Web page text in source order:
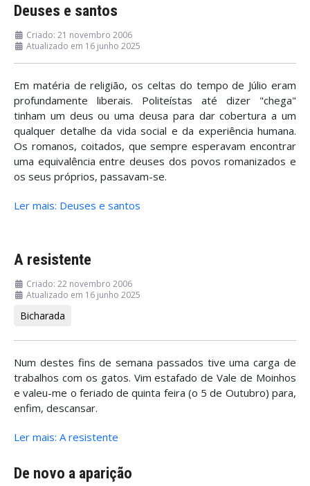
Deuses e santos
Criado: 21 novembro 2006
Atualizado em 16 junho 2025
Em matéria de religião, os celtas do tempo de Júlio eram
profundamente liberais. Politeístas até dizer "chega"
tinham um deus ou uma deusa para dar cobertura a um
qualquer detalhe da vida social e da experiência humana.
Os romanos, coitados, que sempre esperavam encontrar
uma equivalência entre deuses dos povos romanizados e
os seus próprios, passavam-se.
Ler mais: Deuses e santos
A resistente
Criado: 22 novembro 2006
Atualizado em 16 junho 2025
Bicharada
Num destes fins de semana passados tive uma carga de
trabalhos com os gatos. Vim estafado de Vale de Moinhos
e valeu-me o feriado de quinta feira (o 5 de Outubro) para,
enfim, descansar.
Ler mais: A resistente
De novo a aparição